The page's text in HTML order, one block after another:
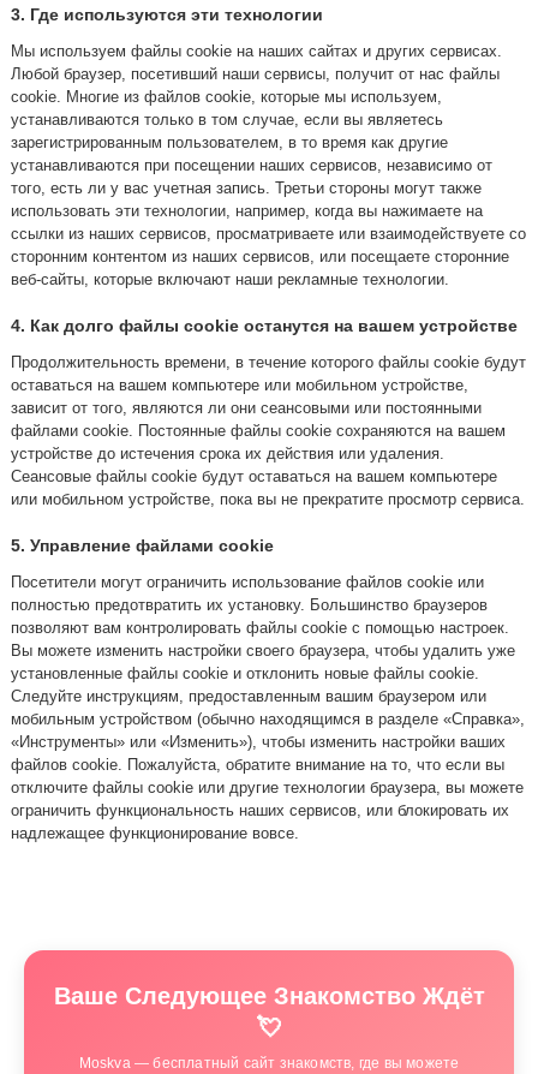
3. Где используются эти технологии
Мы используем файлы cookie на наших сайтах и других сервисах.
Любой браузер, посетивший наши сервисы, получит от нас файлы
cookie. Многие из файлов cookie, которые мы используем,
устанавливаются только в том случае, если вы являетесь
зарегистрированным пользователем, в то время как другие
устанавливаются при посещении наших сервисов, независимо от
того, есть ли у вас учетная запись. Третьи стороны могут также
использовать эти технологии, например, когда вы нажимаете на
ссылки из наших сервисов, просматриваете или взаимодействуете со
сторонним контентом из наших сервисов, или посещаете сторонние
веб-сайты, которые включают наши рекламные технологии.
4. Как долго файлы cookie останутся на вашем устройстве
Продолжительность времени, в течение которого файлы cookie будут
оставаться на вашем компьютере или мобильном устройстве,
зависит от того, являются ли они сеансовыми или постоянными
файлами cookie. Постоянные файлы cookie сохраняются на вашем
устройстве до истечения срока их действия или удаления.
Сеансовые файлы cookie будут оставаться на вашем компьютере
или мобильном устройстве, пока вы не прекратите просмотр сервиса.
5. Управление файлами cookie
Посетители могут ограничить использование файлов cookie или
полностью предотвратить их установку. Большинство браузеров
позволяют вам контролировать файлы cookie с помощью настроек.
Вы можете изменить настройки своего браузера, чтобы удалить уже
установленные файлы cookie и отклонить новые файлы cookie.
Следуйте инструкциям, предоставленным вашим браузером или
мобильным устройством (обычно находящимся в разделе «Справка»,
«Инструменты» или «Изменить»), чтобы изменить настройки ваших
файлов cookie. Пожалуйста, обратите внимание на то, что если вы
отключите файлы cookie или другие технологии браузера, вы можете
ограничить функциональность наших сервисов, или блокировать их
надлежащее функционирование вовсе.
Ваше Следующее Знакомство Ждёт
💘
Moskva — бесплатный сайт знакомств, где вы можете